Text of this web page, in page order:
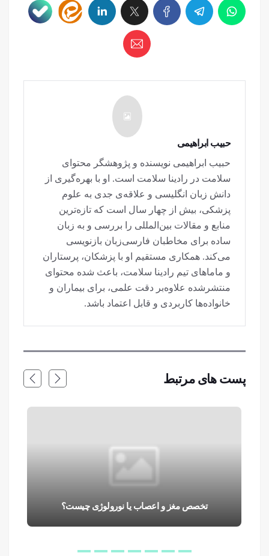
حبیب ابراهیمی
حبیب ابراهیمی نویسنده و پژوهشگر محتوای
سلامت در رادینا سلامت است. او با بهره‌گیری از
دانش زبان انگلیسی و علاقه‌ی جدی به علوم
پزشکی، بیش از چهار سال است که تازه‌ترین
منابع و مقالات بین‌المللی را بررسی و به زبان
ساده برای مخاطبان فارسی‌زبان بازنویسی
می‌کند. همکاری مستقیم او با پزشکان، پرستاران
و ماماهای تیم رادینا سلامت، باعث شده محتوای
منتشرشده علاوه‌بر دقت علمی، برای بیماران و
خانواده‌ها کاربردی و قابل اعتماد باشد.
پست های مرتبط
تخصص مغز و اعصاب یا نورولوژی چیست؟